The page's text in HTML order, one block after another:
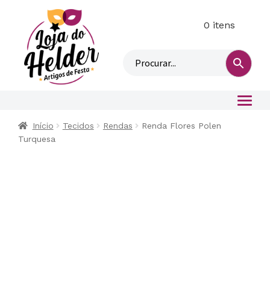
n
0 itens
Início Tecidos Rendas
Renda Flores Polen
Turquesa